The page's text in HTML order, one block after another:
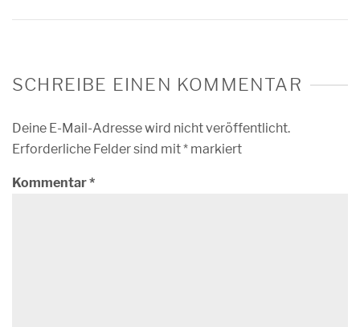
SCHREIBE EINEN KOMMENTAR
Deine E-Mail-Adresse wird nicht veröffentlicht.
Erforderliche Felder sind mit* markiert
Kommentar*